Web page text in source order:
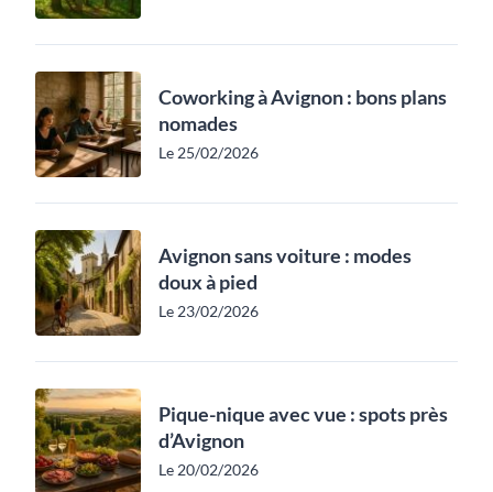
Coworking à Avignon : bons plans
nomades
Le 25/02/2026
Avignon sans voiture : modes
doux à pied
Le 23/02/2026
Pique-nique avec vue : spots près
d’Avignon
Le 20/02/2026